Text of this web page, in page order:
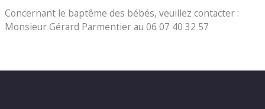
Concernant le baptême des bébés, veuillez contacter :
Monsieur Gérard Parmentier au 06 07 40 32 57